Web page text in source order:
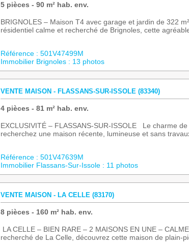
5 pièces - 90 m² hab. env.
BRIGNOLES – Maison T4 avec garage et jardin de 322
résidentiel calme et recherché de Brignoles, cette agréable
Référence : 501V47499M
Immobilier Brignoles : 13 photos
VENTE MAISON - FLASSANS-SUR-ISSOLE (83340)
4 pièces - 81 m² hab. env.
EXCLUSIVITÉ – FLASSANS-SUR-ISSOLE Le charme
recherchez une maison récente, lumineuse et sans
Référence : 501V47639M
Immobilier Flassans-Sur-Issole : 11 photos
VENTE MAISON - LA CELLE (83170)
8 pièces - 160 m² hab. env.
LA CELLE – BIEN RARE – 2 MAISONS EN UNE –
recherché de La Celle, découvrez cette maison de plain-